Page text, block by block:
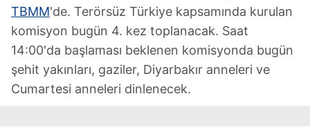
TBMM'de. Terörsüz Türkiye kapsamında kurulan
komisyon bugün 4. kez toplanacak. Saat
14:00'da başlaması beklenen komisyonda bugün
şehit yakınları, gaziler, Diyarbakır anneleri ve
Cumartesi anneleri dinlenecek.